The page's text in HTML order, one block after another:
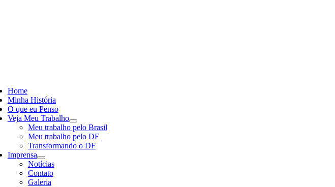
Home
Minha História
O que eu Penso
Veja Meu Trabalho
Meu trabalho pelo Brasil
Meu trabalho pelo DF
Transformando o DF
Imprensa
Notícias
Contato
Galeria